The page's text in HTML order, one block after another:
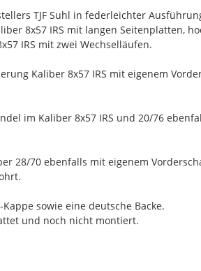
TJF Suhl in federleichter
8x57 IRS mit langen Seitenplatten,
IRS mit zwei Wechselläufen.
Kaliber 8x57 IRS mit eigenem
im Kaliber 8x57 IRS und 20/76
28/70 ebenfalls mit eigenem
sowie eine deutsche Backe.
und noch nicht montiert.